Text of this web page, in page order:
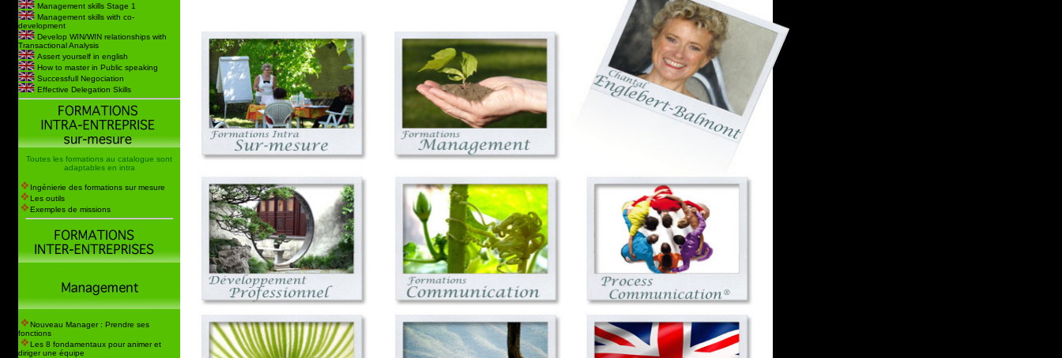
Management skills Stage 1
Management skills with co-
development
Develop WIN/WIN relationships with
Transactional Analysis
Assert yourself in english
How to master in Public speaking
Successfull Negociation
Effective Delegation Skills
Toutes les formations au catalogue sont
adaptables en intra
Ingénierie des formations sur mesure
Les outils
Exemples de missions
Nouveau Manager : Prendre ses
fonctions
Les 8 fondamentaux pour animer et
diriger une équipe